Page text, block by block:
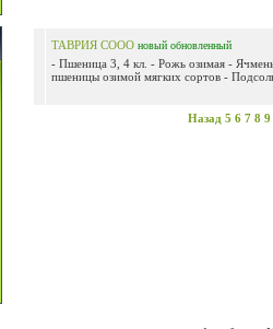
ТАВРИЯ СООО новый обновленный
- Пшеница 3, 4 кл. - Рожь озимая -
пшеницы озимой мягких сортов -
Назад 5 6 7 8 9